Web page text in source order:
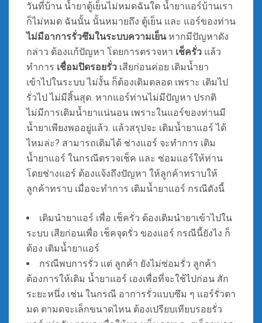
วันที่บ้าน น้ำยาตู้เย็นไม่หมดฉันใด น้ำยาแอร์บ้านเรา
ก็ไม่หมด ฉันนั้น นั้นหมายถึง ตู้เย็น และ แอร์ของท่าน
ไม่มีอาการรั่วซึมในระบบความเย็น หากมีปัญหาดัง
กล่าว ต้องแก้ปัญหา โดยการตรวจหา เช็ครั่ว แล้ว
ทำการ เชื่อมปิดรอยรั่ว เสียก่อนค่อย เติมน้ำยา
เข้าไปในระบบ ไม่งั้น ก็ต้องเติมตลอด เพราะ เติมไป
รั่วไป ไม่มีสิ้นสุด. หากแอร์ท่านไม่มีปัญหา ปรกติ
ไม่มีการเติมน้ำยาแน่นอน เพราะในแอร์ของท่านมี
น้ำยาเพียงพออยู่แล้ว. แล้วสรุปจะ เติมน้ำยาแอร์ ได้
ไหมล่ะ? สามารถเติมได้ ช่างแอร์ จะทำการ เติม
น้ำยาแอร์ ในกรณีตรวจเช็ค และ ซ่อมแอร์ให้ท่าน
โดยช่างแอร์ ต้องแจ้งถึงปัญหา ให้ลูกค้าทราบให้
ลูกค้าทราบ เมื่อจะทำการ เติมน้ำยาแอร์ กรณีดังนี้
เติมนำยาแอร์ เพื่อ เช็ครั่ว ต้องเติมนำยาเข้าไปใน
ระบบ เสียก่อนเพื่อ เช็คจุดรั่ว ของแอร์ กรณีนี้ยังไง ก็
ต้อง เติมน้ำยาแอร์
กรณีพบการรั่ว แต่ ลูกค้า ยังไม่ซ่อมรั่ว ลูกค้า
ต้องการให้เติม น้ำยาแอร์ เองเพื่อที่จะใช้ไปก่อน สัก
ระยะหนึ่ง เช่น ในกรณี อาการรั่วแบบซึม ๆ แอร์รั่วตา
มด ตามดจะเล็กขนาดไหน ต้องเปรียบเทียบรอยรั่ว